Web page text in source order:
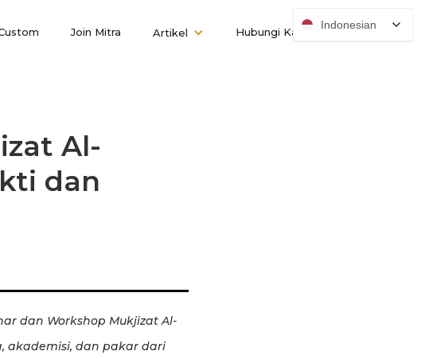
Join Mitra Artikel Hubungi Kami
Al-
dan
dan Workshop Mukjizat Al-
akademisi, dan pakar dari
Indonesian